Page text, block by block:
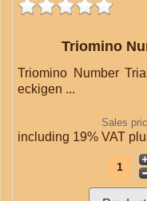
Triomino
Triomino Number
eckigen ...
Sales
including 19% VAT